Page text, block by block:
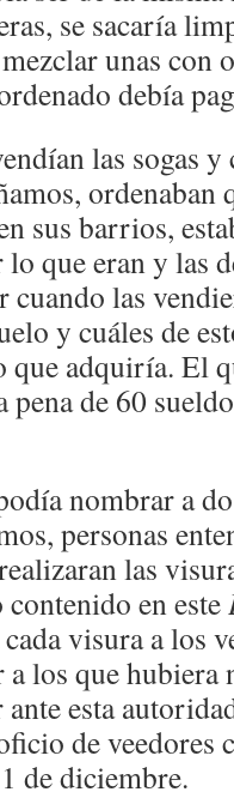
se sacaría
unas con
debía
las sogas
ordenaban
sus barrios,
que eran y las
las
y cuáles de
que adquiría. El
de 60
nombrar a
personas
las
en este
visura a los
a los que
esta
de veedores
de diciembre.